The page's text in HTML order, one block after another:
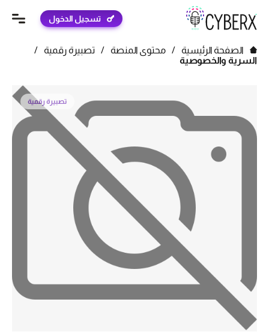
تسجيل الدخول
الصفحة الرئيسية / محتوى المنصة / تصبيرة رقمية
/
السرية والخصوصية
تصبيرة رقمية